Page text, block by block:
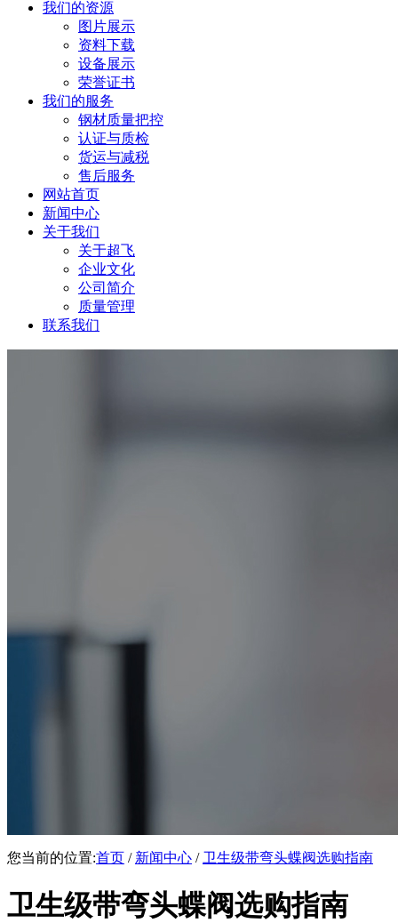
我们的资源
图片展示
资料下载
设备展示
荣誉证书
我们的服务
钢材质量把控
认证与质检
货运与减税
售后服务
网站首页
新闻中心
关于我们
关于超飞
企业文化
公司简介
质量管理
联系我们
您当前的位置:首页 / 新闻中心 / 卫生级带弯头蝶阀选购指南
卫生级带弯头蝶阀选购指南